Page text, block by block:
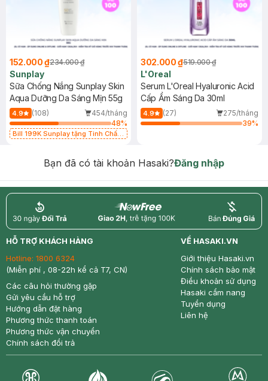
152.000 ₫234.000 ₫
Sunplay
Sữa Chống Nắng Sunplay Skin
Aqua Dưỡng Da Sáng Mịn 55g
4.9 (108)
454/tháng
48%
Bill 199K Sunplay tặng Tinh Chất
302.000 ₫519.000 ₫
L'Oreal
Serum L'Oreal Hyaluronic Acid
Cấp Ẩm Sáng Da 30ml
4.9 (27)
275/tháng
39%
Bạn đã có tài khoản Hasaki?Đăng nhập
return nowfree price
HỖ TRỢ KHÁCH HÀNG
Hotline: 1800 6324
(Miễn phí , 08-22h kể cả T7, CN)
Các câu hỏi thường gặp
Gửi yêu cầu hỗ trợ
Hướng dẫn đặt hàng
Phương thức thanh toán
Phương thức vận chuyển
Chính sách đổi trả
VỀ HASAKI.VN
Giới thiệu Hasaki.vn
Chính sách bảo mật
Điều khoản sử dụng
Hasaki cẩm nang
Tuyển dụng
Liên hệ